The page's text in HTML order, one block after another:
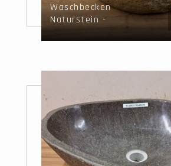
Waschbecken
Naturstein -
52x43x15cm - FL22678